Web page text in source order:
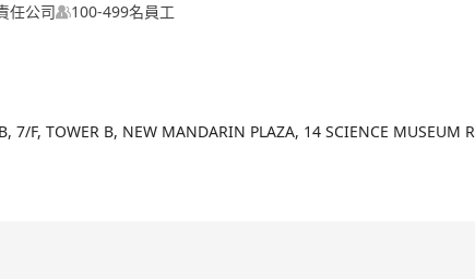
任公司 100-499名員工
7/F, TOWER B, NEW MANDARIN PLAZA, 14 SCIENCE MUSEUM